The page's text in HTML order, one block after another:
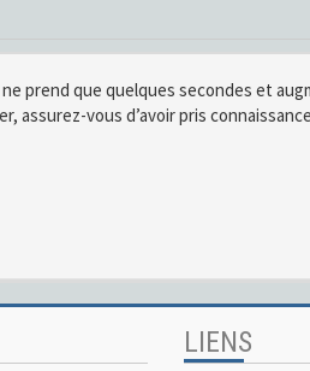
prend que quelques secondes et
vous d’avoir pris
LIENS